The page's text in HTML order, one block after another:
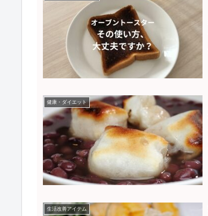
健康・ダイエット
生活改善アイテム